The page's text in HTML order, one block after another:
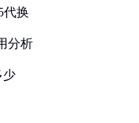
代换
分析
少